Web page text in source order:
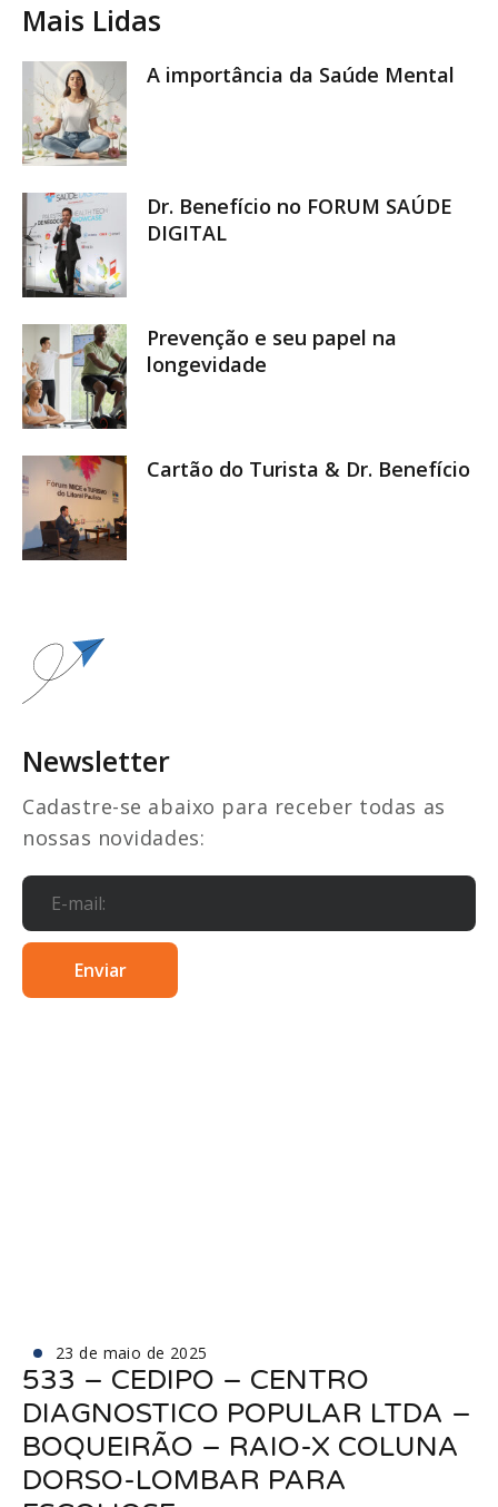
23 de maio de 2025
533 – CEDIPO – CENTRO
DIAGNOSTICO POPULAR LTDA –
BOQUEIRÃO – RAIO-X COLUNA
DORSO-LOMBAR PARA
Mais Lidas
A importância da Saúde Mental
Dr. Benefício no FORUM SAÚDE
DIGITAL
Prevenção e seu papel na
longevidade
Cartão do Turista & Dr. Benefício
Newsletter
Cadastre-se abaixo para receber todas as
nossas novidades: